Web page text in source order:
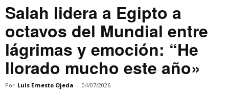
Salah lidera a Egipto a
octavos del Mundial entre
lágrimas y emoción: “He
llorado mucho este año»
Por Luis Ernesto Ojeda - 04/07/2026